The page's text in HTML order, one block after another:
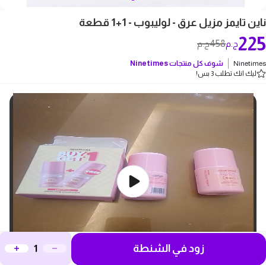
ناين تايمز مزيل عرق - لوليبوب - 1+1 قطعة
458ج.م 225ج.م
Ninetimes شوف كل منتجاتNinetimes
ليك انك تطلب 3 بس!
زود في الشنطة